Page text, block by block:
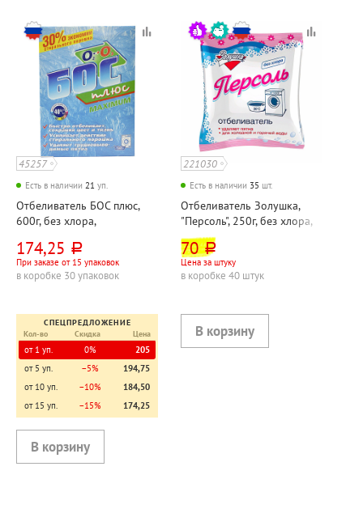
45257
Есть в наличии 21 уп.
Отбеливатель БОС плюс,
600г, без хлора,
картон. уп., для удаления
пятен
174,25 руб.
При заказе от 15 упаковок
в коробке 30 упаковок
СПЕЦПРЕДЛОЖЕНИЕ
Кол-во
Скидка Цена
от 1 уп. 0%
205
от 5 уп.
−5%
194,75
от 10 уп.
−10%
184,50
от 15 уп.
−15% 174,25
221030
Есть в наличии 35 шт.
Отбеливатель Золушка,
"Персоль", 250г, без хлора,
кислородосодержащий,
пакет
70 руб.
Цена за штуку
в коробке 40 штук